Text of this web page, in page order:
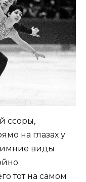
ссоры,
на глазах у
виды
тот на самом